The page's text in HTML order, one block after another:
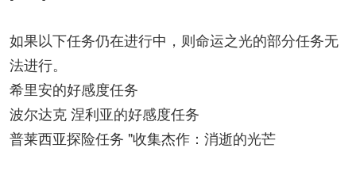
如果以下任务仍在进行中，则命运之光的部分任务无
法进行。
希里安的好感度任务
波尔达克 涅利亚的好感度任务
普莱西亚探险任务 "收集杰作：消逝的光芒